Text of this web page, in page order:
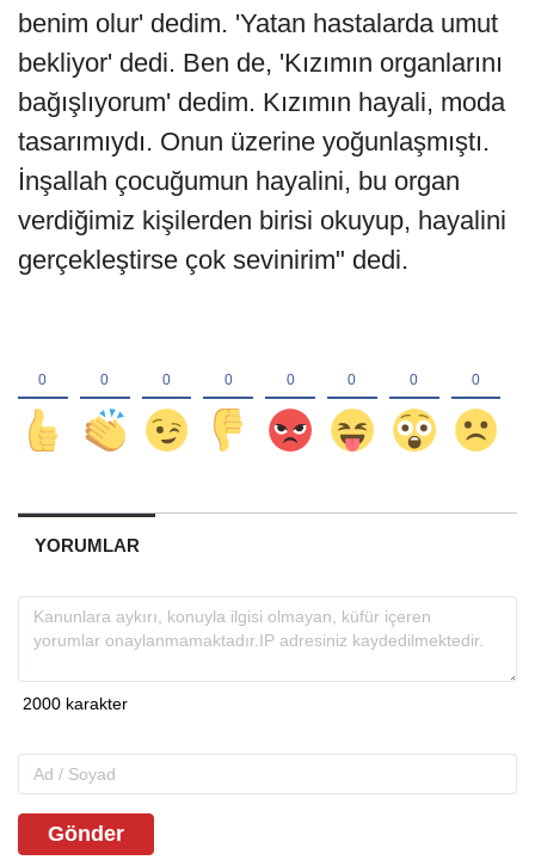
benim olur' dedim. 'Yatan hastalarda umut
bekliyor' dedi. Ben de, 'Kızımın organlarını
bağışlıyorum' dedim. Kızımın hayali, moda
tasarımıydı. Onun üzerine yoğunlaşmıştı.
İnşallah çocuğumun hayalini, bu organ
verdiğimiz kişilerden birisi okuyup, hayalini
gerçekleştirse çok sevinirim" dedi.
YORUMLAR
Gönder